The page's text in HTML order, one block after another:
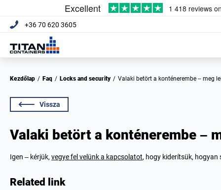
+36 70 620 3605
Kezdőlap / Faq / Locks and security / Valaki betört a konténerembe – meg
Vissza
Valaki betört a konténerembe –
Igen – kérjük, vegye fel velünk a kapcsolatot, hogy kiderítsük, hogyan
Related link